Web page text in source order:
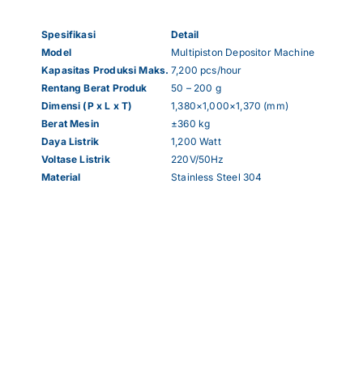
Spesifikasi
Detail
Model
Multipiston Depositor Machine
Kapasitas Produksi Maks. 7,200 pcs/hour
Rentang Berat Produk
50 – 200 g
Dimensi (P x L x T)
1,380×1,000×1,370 (mm)
Berat Mesin
±360 kg
Daya Listrik
1,200 Watt
Voltase Listrik
220V/50Hz
Material
Stainless Steel 304